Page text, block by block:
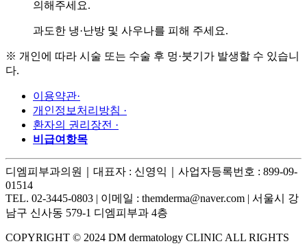
과도한 냉·난방 및 사우나를 피해 주세요.
※ 개인에 따라 시술 또는 수술 후 멍·붓기가 발생할 수 있습니
다.
이용약관·
개인정보처리방침 ·
환자의 권리장전 ·
비급여항목
디엠피부과의원｜ 대표자 : 신영익｜ 사업자등록번호 : 899-09-
01514
TEL. 02-3445-0803 | 이메일 : themderma@naver.com | 서울시 강
남구 신사동 579-1 디엠피부과 4층
COPYRIGHT © 2024 DM dermatology CLINIC ALL RIGHTS